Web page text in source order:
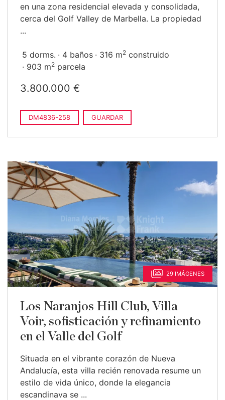
en una zona residencial elevada y consolidada,
cerca del Golf Valley de Marbella. La propiedad
...
5 dorms. 4 baños 316 m2 construido
903 m2 parcela
3.800.000 €
DM4836-258 GUARDAR
29 IMÁGENES
Los Naranjos Hill Club, Villa
Voir, sofisticación y refinamiento
en el Valle del Golf
Situada en el vibrante corazón de Nueva
Andalucía, esta villa recién renovada resume un
estilo de vida único, donde la elegancia
escandinava se ...